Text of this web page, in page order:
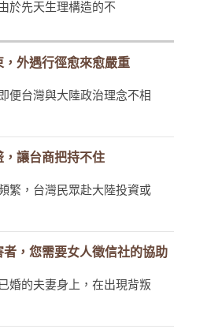
於先天生理構造的不
外遇行徑愈來愈嚴重
便台灣與大陸政治理念不相
讓台商把持不住
繁，台灣民眾赴大陸投資或
，您需要女人徵信社的協助
婚的夫妻身上，在出現背叛